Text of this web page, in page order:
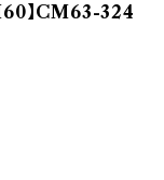
】CM63-324